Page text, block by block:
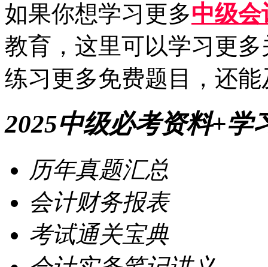
如果你想学习更多中级会
教育，这里可以学习更
练习更多免费题目，还
2025中级必考资料+学
历年真题汇总
会计财务报表
考试通关宝典